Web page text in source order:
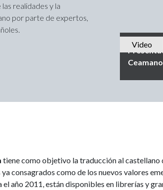
realidades y la
por parte de expertos,
Video
tiene como objetivo la traducción al castellano
consagrados como de los nuevos valores
año 2011, están disponibles en librerías y